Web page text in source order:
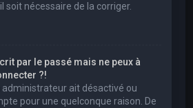
soit nécessaire de la corriger.
par le passé mais ne peux à
?!
administrateur ait désactivé ou
pour une quelconque raison. De